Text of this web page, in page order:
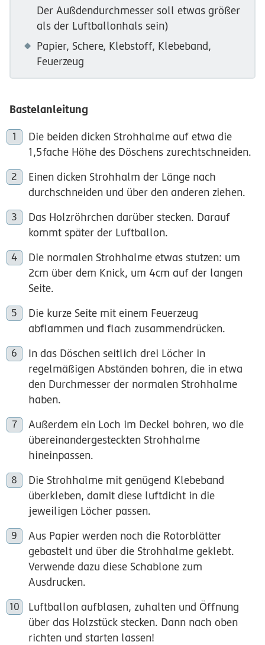
Der Außdendurchmesser soll etwas größer
als der Luftballonhals sein)
Papier, Schere, Klebstoff, Klebeband,
Feuerzeug
Bastelanleitung
Die beiden dicken Strohhalme auf etwa die
1,5fache Höhe des Döschens zurechtschneiden.
Einen dicken Strohhalm der Länge nach
durchschneiden und über den anderen ziehen.
Das Holzröhrchen darüber stecken. Darauf
kommt später der Luftballon.
Die normalen Strohhalme etwas stutzen: um
2cm über dem Knick, um 4cm auf der langen
Seite.
Die kurze Seite mit einem Feuerzeug
abflammen und flach zusammendrücken.
In das Döschen seitlich drei Löcher in
regelmäßigen Abständen bohren, die in etwa
den Durchmesser der normalen Strohhalme
haben.
Außerdem ein Loch im Deckel bohren, wo die
übereinandergesteckten Strohhalme
hineinpassen.
Die Strohhalme mit genügend Klebeband
überkleben, damit diese luftdicht in die
jeweiligen Löcher passen.
Aus Papier werden noch die Rotorblätter
gebastelt und über die Strohhalme geklebt.
Verwende dazu diese Schablone zum
Ausdrucken.
Luftballon aufblasen, zuhalten und Öffnung
über das Holzstück stecken. Dann nach oben
richten und starten lassen!